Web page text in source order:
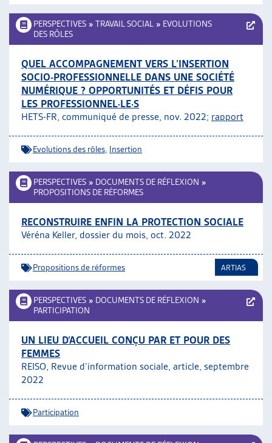
PERSPECTIVES » TRAVAIL SOCIAL » EVOLUTIONS
DES RÔLES
QUEL ACCOMPAGNEMENT VERS L’INSERTION
SOCIO-PROFESSIONNELLE DANS UNE SOCIÉTÉ
NUMÉRIQUE ? OPPORTUNITÉS ET DÉFIS POUR
LES PROFESSIONNEL·LE·S
HETS-FR, communiqué de presse, nov. 2022; rapport
Evolutions des rôles Insertion
PERSPECTIVES » DOCUMENTS DE RÉFLEXION »
PROPOSITIONS DE RÉFORMES
RECONSTRUIRE ENFIN LA PROTECTION SOCIALE
Véréna Keller, dossier du mois, oct. 2022
Propositions de réformes ARTIAS
PERSPECTIVES » DOCUMENTS DE RÉFLEXION »
PARTICIPATION
UN LIEU D’ACCUEIL CONÇU PAR ET POUR DES
FEMMES
REISO, Revue d’information sociale, article, septembre
2022
Participation